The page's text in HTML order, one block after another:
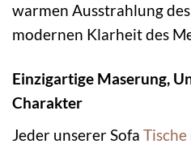
warmen Ausstrahlung
modernen Klarheit des
Einzigartige Maserung,
Charakter
Jeder unserer Sofa Tische